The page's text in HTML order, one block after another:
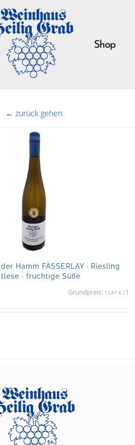
Shop
← zurück gehen
Hamm FÄSSERLAY · Riesling
· fruchtige Süße
Grundpreis: 13,87€ / l